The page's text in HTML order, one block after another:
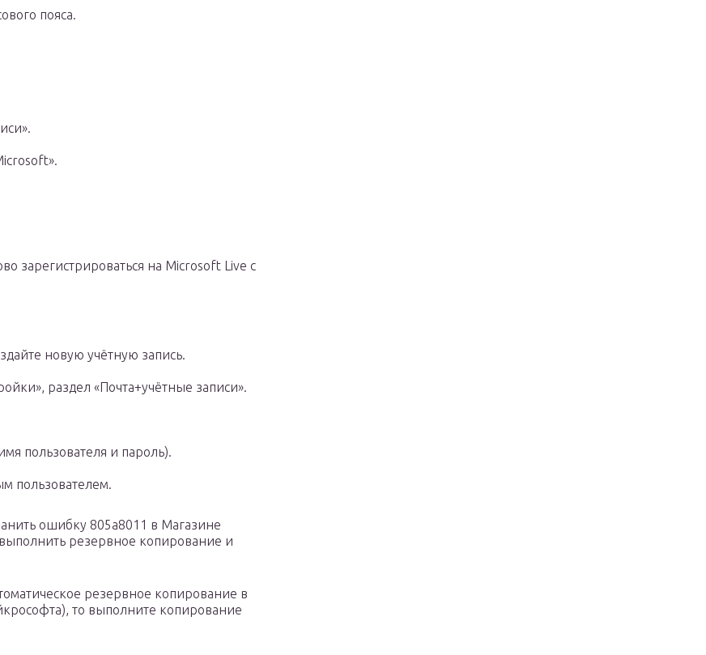
пояса.
зарегистрироваться на Microsoft Live с
новую учётную запись.
раздел «Почта+учётные записи».
пользователя и пароль).
пользователем.
ошибку 805а8011 в Магазине
резервное копирование и
резервное копирование в
то выполните копирование